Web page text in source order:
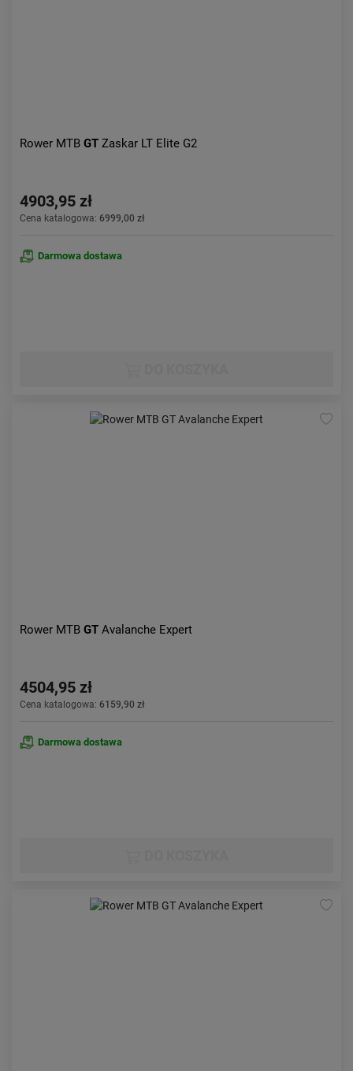
Rower MTB GT Zaskar LT Elite G2
4903,95 zł
Cena katalogowa: 6999,00 zł
Darmowa dostawa
Rower MTB GT Avalanche Expert
4504,95 zł
Cena katalogowa: 6159,90 zł
Darmowa dostawa